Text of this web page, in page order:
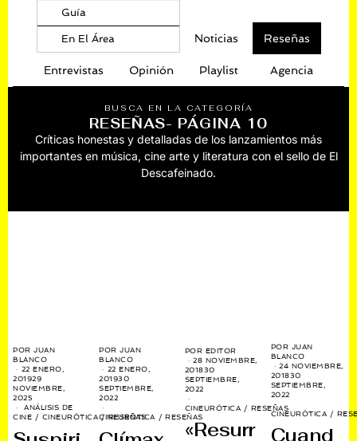
Guía
En El Área Noticias Reseñas
Entrevistas Opinión Playlist Agencia
BUSCA EN LA CATEGORÍA
RESEÑAS- PÁGINA 10
Críticas honestas y detalladas de los lanzamientos más
importantes en música, cine arte y literatura con el sello de El
Descafeinado.
PORJUAN
BLANCO
22 ENERO,
201929
NOVIEMBRE,
2025
ANÁLISIS DE
CINE / CINEURÓTICA / RESEÑAS
PORJUAN
BLANCO
22 ENERO,
201930
SEPTIEMBRE,
2022
CINEURÓTICA / RESEÑAS
POR EDITOR
28 NOVIEMBRE,
201830
SEPTIEMBRE,
2022
CINEURÓTICA / RESEÑAS
«Resurr
POR JUAN
BLANCO
24 NOVIEMBRE,
201830
SEPTIEMBRE,
2022
CINEURÓTICA /
Cuand